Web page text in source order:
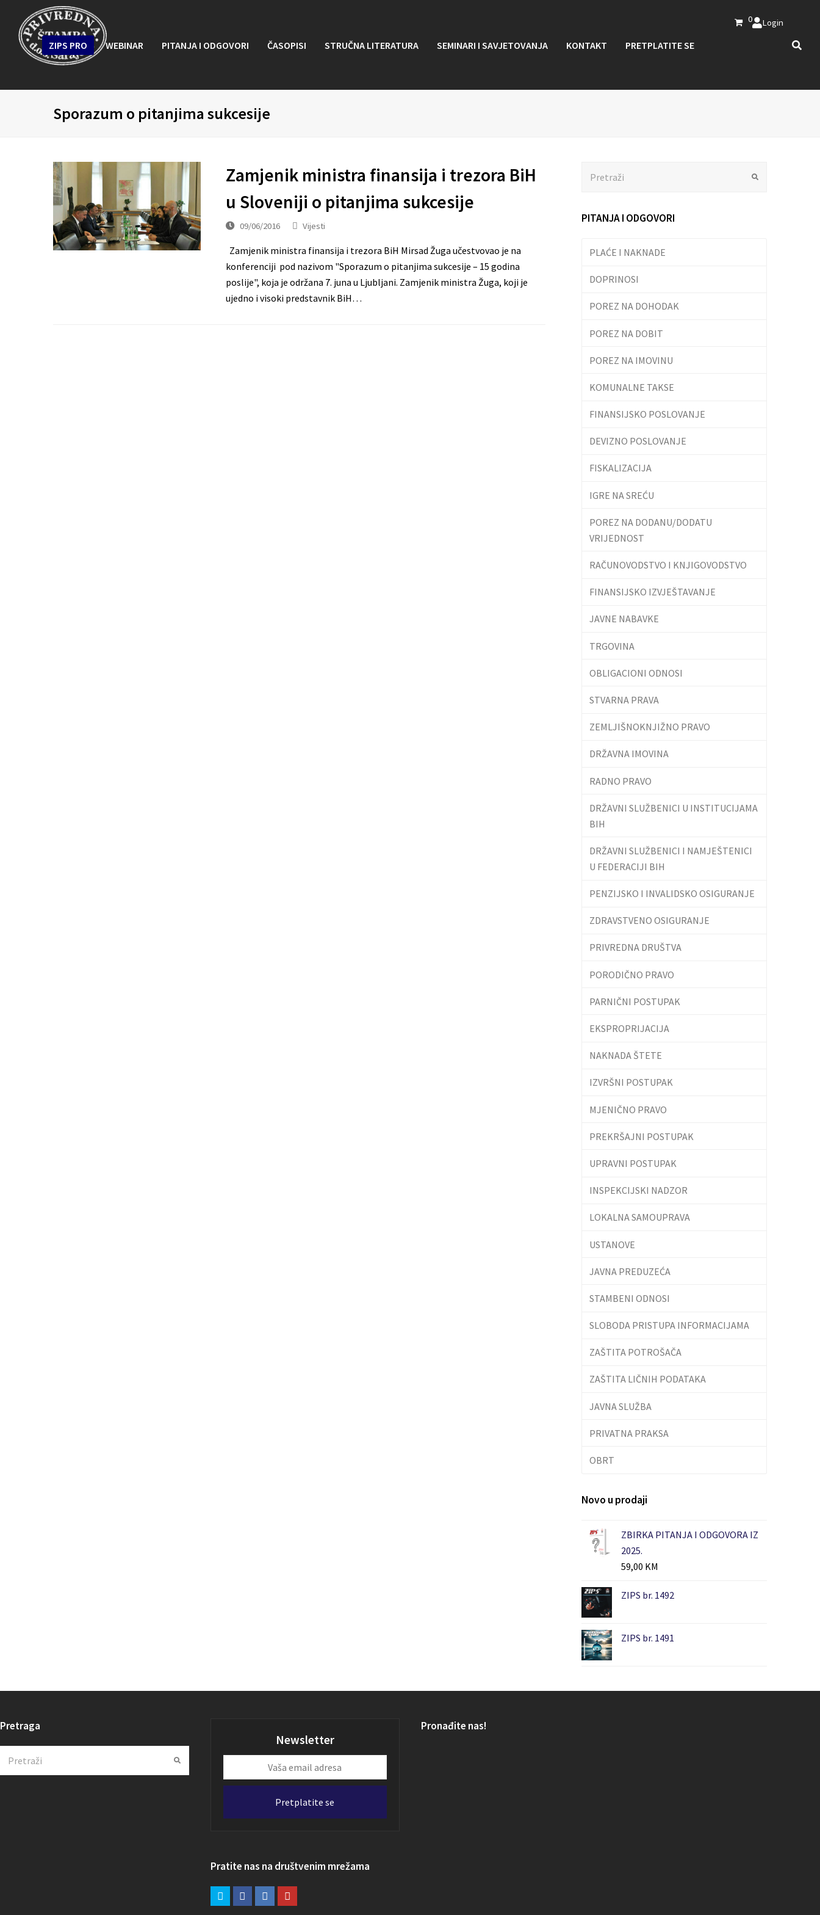
0 Login
ZIPS PRO WEBINAR PITANJA I ODGOVORI ČASOPISI STRUČNA LITERATURA SEMINARI I SAVJETOVANJA KONTAKT PRETPLATITE SE
Sporazum o pitanjima sukcesije
Zamjenik ministra finansija i trezora BiH
u Sloveniji o pitanjima sukcesije
09/06/2016 Vijesti
Zamjenik ministra finansija i trezora BiH Mirsad Žuga učestvovao je na
konferenciji pod nazivom "Sporazum o pitanjima sukcesije – 15 godina
poslije", koja je održana 7. juna u Ljubljani. Zamjenik ministra Žuga, koji je
ujedno i visoki predstavnik BiH…
PITANJA I ODGOVORI
PLAĆE I NAKNADE
DOPRINOSI
POREZ NA DOHODAK
POREZ NA DOBIT
POREZ NA IMOVINU
KOMUNALNE TAKSE
FINANSIJSKO POSLOVANJE
DEVIZNO POSLOVANJE
FISKALIZACIJA
IGRE NA SREĆU
POREZ NA DODANU/DODATU
VRIJEDNOST
RAČUNOVODSTVO I KNJIGOVODSTVO
FINANSIJSKO IZVJEŠTAVANJE
JAVNE NABAVKE
TRGOVINA
OBLIGACIONI ODNOSI
STVARNA PRAVA
ZEMLJIŠNOKNJIŽNO PRAVO
DRŽAVNA IMOVINA
RADNO PRAVO
DRŽAVNI SLUŽBENICI U INSTITUCIJAMA
BIH
DRŽAVNI SLUŽBENICI I NAMJEŠTENICI
U FEDERACIJI BIH
PENZIJSKO I INVALIDSKO OSIGURANJE
ZDRAVSTVENO OSIGURANJE
PRIVREDNA DRUŠTVA
PORODIČNO PRAVO
PARNIČNI POSTUPAK
EKSPROPRIJACIJA
NAKNADA ŠTETE
IZVRŠNI POSTUPAK
MJENIČNO PRAVO
PREKRŠAJNI POSTUPAK
UPRAVNI POSTUPAK
INSPEKCIJSKI NADZOR
LOKALNA SAMOUPRAVA
USTANOVE
JAVNA PREDUZEĆA
STAMBENI ODNOSI
SLOBODA PRISTUPA INFORMACIJAMA
ZAŠTITA POTROŠAČA
ZAŠTITA LIČNIH PODATAKA
JAVNA SLUŽBA
PRIVATNA PRAKSA
OBRT
Novo u prodaji
ZBIRKA PITANJA I ODGOVORA IZ
2025.
59,00 KM
ZIPS br. 1492
ZIPS br. 1491
Pretraga
Submit
Newsletter
email
Pretplatite se
Pratite nas na društvenim mrežama
Pronađite nas!